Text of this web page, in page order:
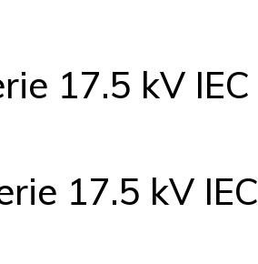
17.5 kV IEC
17.5 kV IEC